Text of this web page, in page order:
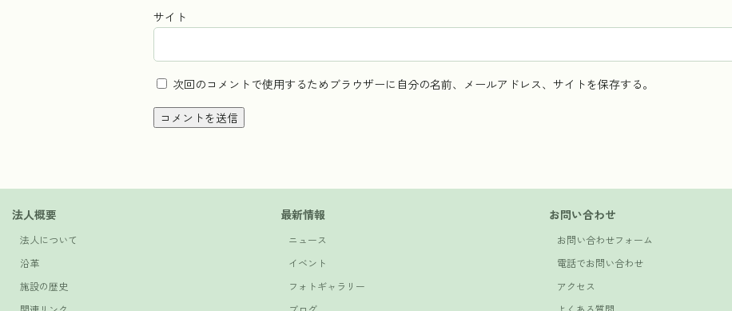
サイト
次回のコメントで使用するためブラウザーに自分の名前、メールアドレス、サイトを保存する。
法人概要
法人について
沿革
施設の歴史
最新情報
ニュース
イベント
フォトギャラリー
お問い合わせ
お問い合わせフォーム
電話でお問い合わせ
アクセス